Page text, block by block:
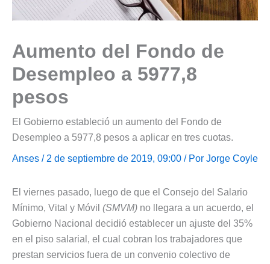
Aumento del Fondo de
Desempleo a 5977,8
pesos
El Gobierno estableció un aumento del Fondo de
Desempleo a 5977,8 pesos a aplicar en tres cuotas.
Anses / 2 de septiembre de 2019, 09:00 / Por Jorge Coyle
El viernes pasado, luego de que el Consejo del Salario
Mínimo, Vital y Móvil (SMVM) no llegara a un acuerdo, el
Gobierno Nacional decidió establecer un ajuste del 35%
en el piso salarial, el cual cobran los trabajadores que
prestan servicios fuera de un convenio colectivo de